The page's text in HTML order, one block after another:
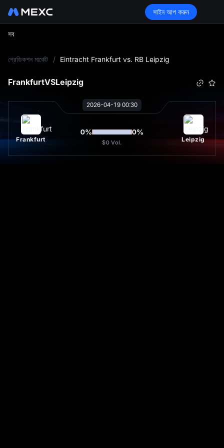
সাইন আপ করুন
সব
প্রেডিকশন মার্কেট / Eintracht Frankfurt vs. RB Leipzig
FrankfurtVSLeipzig
2026-04-19 00:30
Frankfurt
0% 0%
$0 Vol. Leipzig